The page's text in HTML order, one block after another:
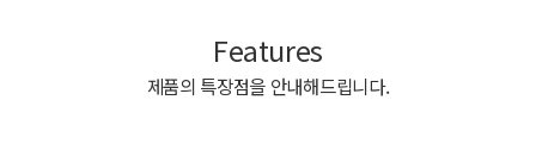
Features
제품의 특장점을 안내해드립니다.